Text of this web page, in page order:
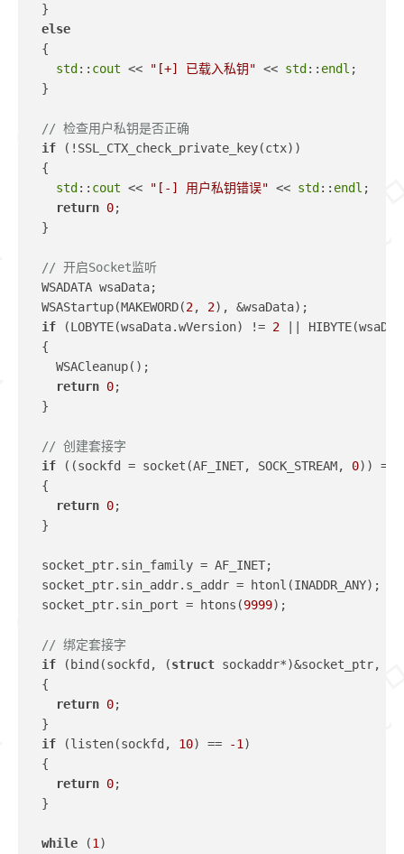
  }
else
  {
std :: cout << "[+] 已载入私钥" << std :: endl ;
  }
// 检查用户私钥是否正确
if (!SSL_CTX_check_private_key(ctx))
  {
std :: cout << "[-] 用户私钥错误" << std :: endl ;
return 0;
  }
// 开启Socket监听
  WSADATA wsaData;
  WSAStartup(MAKEWORD(
2, 2), &wsaData);
if (LOBYTE(wsaData.wVersion) != 2 ||
  {
    WSACleanup();
return 0;
  }
// 创建套接字
if ((sockfd = socket(AF_INET, SOCK_STREAM, 0)) ==
  {
return 0;
  }
  socket_ptr.sin_family = AF_INET;
  socket_ptr.sin_addr.s_addr = htonl(INADDR_ANY);
  socket_ptr.sin_port = htons(
9999);
// 绑定套接字
if (bind(sockfd, (struct sockaddr*)&socket_ptr,
  {
return 0;
  }
if (listen(sockfd, 10) == -1 )
  {
return 0;
  }
while (1 )